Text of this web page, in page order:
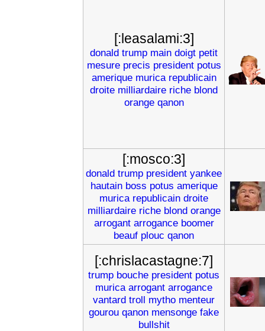
[:leasalami:3]
donald trump main doigt petit
mesure precis president potus
amerique murica republicain
droite milliardaire riche blond
orange qanon
[:mosco:3]
donald trump president yankee
hautain boss potus amerique
murica republicain droite
milliardaire riche blond orange
arrogant arrogance boomer
beauf plouc qanon
[:chrislacastagne:7]
trump bouche president potus
murica arrogant arrogance
vantard troll mytho menteur
gourou qanon mensonge fake
bullshit